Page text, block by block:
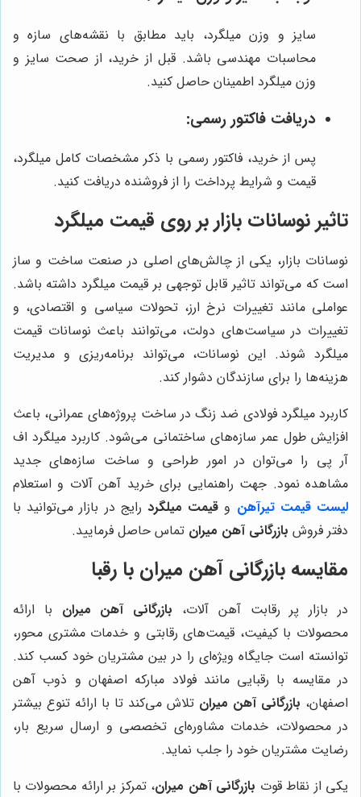
سایز و وزن میلگرد، باید مطابق با نقشه‌های سازه و
محاسبات مهندسی باشد. قبل از خرید، از صحت سایز و
وزن میلگرد اطمینان حاصل کنید.
دریافت فاکتور رسمی:
پس از خرید، فاکتور رسمی با ذکر مشخصات کامل میلگرد،
قیمت و شرایط پرداخت را از فروشنده دریافت کنید.
تاثیر نوسانات بازار بر روی قیمت میلگرد
نوسانات بازار، یکی از چالش‌های اصلی در صنعت ساخت و ساز
است که می‌تواند تاثیر قابل توجهی بر قیمت میلگرد داشته باشد.
عواملی مانند تغییرات نرخ ارز، تحولات سیاسی و اقتصادی، و
تغییرات در سیاست‌های دولت، می‌توانند باعث نوسانات قیمت
میلگرد شوند. این نوسانات، می‌تواند برنامه‌ریزی و مدیریت
هزینه‌ها را برای سازندگان دشوار کند.
کاربرد میلگرد فولادی ضد زنگ در ساخت پروژه‌های عمرانی، باعث
افزایش طول عمر سازه‌های ساختمانی می‌شود. کاربرد میلگرد اف
آر پی را می‌توان در امور طراحی و ساخت سازه‌های جدید
مشاهده نمود. جهت راهنمایی برای خرید آهن آلات و استعلام
لیست قیمت تیرآهن و قیمت میلگرد رایج در بازار می‌توانید با
دفتر فروش بازرگانی آهن میران تماس حاصل فرمایید.
مقایسه بازرگانی آهن میران با رقبا
در بازار پر رقابت آهن آلات، بازرگانی آهن میران با ارائه
محصولات با کیفیت، قیمت‌های رقابتی و خدمات مشتری محور،
توانسته است جایگاه ویژه‌ای را در بین مشتریان خود کسب کند.
در مقایسه با رقبایی مانند فولاد مبارکه اصفهان و ذوب آهن
اصفهان، بازرگانی آهن میران تلاش می‌کند تا با ارائه تنوع بیشتر
در محصولات، خدمات مشاوره‌ای تخصصی و ارسال سریع بار،
رضایت مشتریان خود را جلب نماید.
یکی از نقاط قوت بازرگانی آهن میران، تمرکز بر ارائه محصولات با